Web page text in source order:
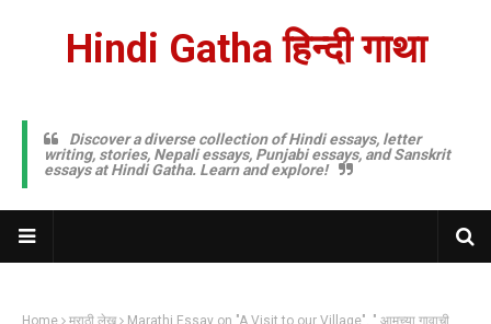
Hindi Gatha हिन्दी गाथा
Discover a diverse collection of Hindi essays, letter
writing, stories, Nepali essays, Punjabi essays, and Sanskrit
essays at Hindi Gatha. Learn and explore!
Home मराठी लेख
Marathi Essay on "A Visit to our Village", " आमच्या गावाची